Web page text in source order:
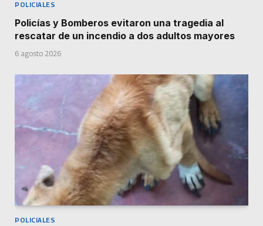
POLICIALES
Policías y Bomberos evitaron una tragedia al
rescatar de un incendio a dos adultos mayores
6 agosto 2026
POLICIALES